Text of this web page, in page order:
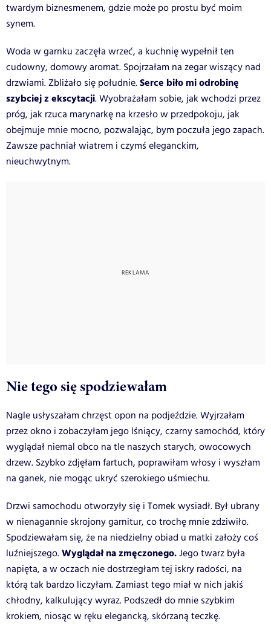
twardym biznesmenem, gdzie może po prostu być moim
synem.
Woda w garnku zaczęła wrzeć, a kuchnię wypełnił ten
cudowny, domowy aromat. Spojrzałam na zegar wiszący nad
drzwiami. Zbliżało się południe.Serce biło mi odrobinę
szybciej z ekscytacji. Wyobrażałam sobie, jak wchodzi przez
próg, jak rzuca marynarkę na krzesło w przedpokoju, jak
obejmuje mnie mocno, pozwalając, bym poczuła jego zapach.
Zawsze pachniał wiatrem i czymś eleganckim,
nieuchwytnym.
Nie tego się spodziewałam
Nagle usłyszałam chrzęst opon na podjeździe. Wyjrzałam
przez okno i zobaczyłam jego lśniący, czarny samochód, który
wyglądał niemal obco na tle naszych starych, owocowych
drzew. Szybko zdjęłam fartuch, poprawiłam włosy i wyszłam
na ganek, nie mogąc ukryć szerokiego uśmiechu.
Drzwi samochodu otworzyły się i Tomek wysiadł. Był ubrany
w nienagannie skrojony garnitur, co trochę mnie zdziwiło.
Spodziewałam się, że na niedzielny obiad u matki założy coś
luźniejszego.Wyglądał na zmęczonego.Jego twarz była
napięta, a w oczach nie dostrzegłam tej iskry radości, na
którą tak bardzo liczyłam. Zamiast tego miał w nich jakiś
chłodny, kalkulujący wyraz. Podszedł do mnie szybkim
krokiem, niosąc w ręku elegancką, skórzaną teczkę.